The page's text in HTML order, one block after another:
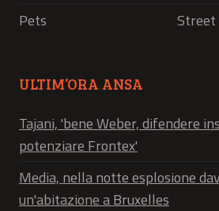
Pets
Street
ULTIM’ORA ANSA
Tajani, 'bene Weber, difendere
potenziare Frontex'
Media, nella notte esplosione
un'abitazione a Bruxelles